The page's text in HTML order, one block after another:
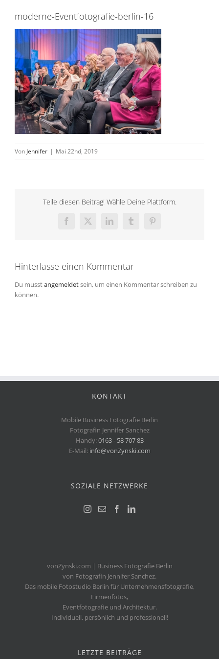
moderne-Eventfotografie-berlin-16
Von Jennifer | Mai 22nd, 2019
Teile diesen Beitrag! Wähle Deine Plattform.
Facebook
X LinkedInTumblrPinterest
Hinterlasse einen Kommentar
Du musstangemeldetsein, um einen Kommentar schreiben zu
können.
KONTAKT
Mobile Business Fotografie Berlin
Fotografin Jennifer Sanchez
Handy:0163 - 58 707 83
E-Mail: info@vonZynski.com
SOZIALE NETZWERKE
vonZynski.com | Business Fotografie Berlin
von Fotografin Jennifer Sanchez.
Das mobile Fotostudio Berlin für Unternehmensfotografie,
Firmenfotos,
Eventfotografie und Architektur.
Individuell, persönlich und professionell!
LETZTE BEITRÄGE